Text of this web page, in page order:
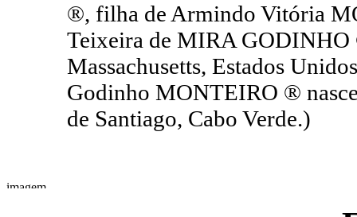
®, filha de Armindo Vitória
Teixeira de MIRA
Massachusetts, Estados
Godinho MONTEIRO ®
de Santiago, Cabo Verde.)